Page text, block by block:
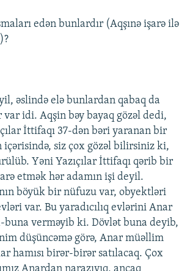
edən bunlardır (Aqşınə işarə ilə
əslində elə bunlardan qabaq da
var idi. Aqşin bəy bayaq gözəl dedi,
İttifaqı 37-dən bəri yaranan bir
içərisində, siz çox gözəl bilirsiniz ki,
Yəni Yazıçılar İttifaqı qərib bir
etmək hər adamın işi deyil.
böyük bir nüfuzu var, obyektləri
var. Bu yaradıcılıq evlərini Anar
buna verməyib ki. Dövlət buna deyib,
düşüncəmə görə, Anar müəllim
hamısı birər-birər satılacaq. Çox